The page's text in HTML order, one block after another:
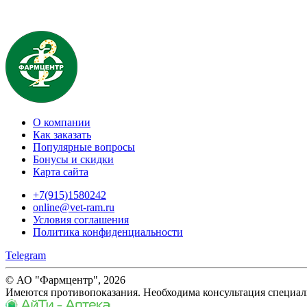
О компании
Как заказать
Популярные вопросы
Бонусы и скидки
Карта сайта
+7(915)1580242
online@vet-ram.ru
Условия соглашения
Политика конфиденциальности
Telegram
© АО "Фармцентр", 2026
Имеются противопоказания. Необходима консультация